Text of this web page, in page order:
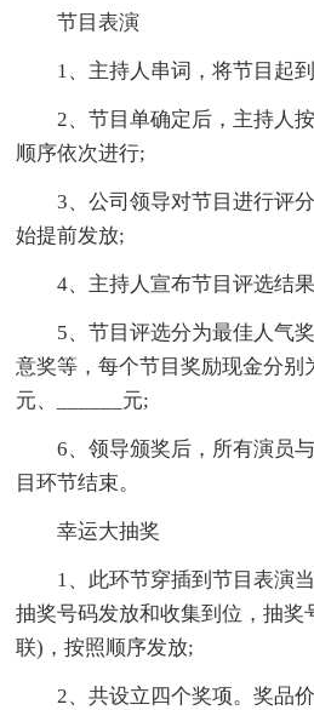
节目表演
1、主持人串词，将节目起
2、节目单确定后，主持人
顺序依次进行;
3、公司领导对节目进行评
始提前发放;
4、主持人宣布节目评选结
5、节目评选分为最佳人气
意奖等，每个节目奖励现金分别
元、______元;
6、领导颁奖后，所有演员
目环节结束。
幸运大抽奖
1、此环节穿插到节目表演
抽奖号码发放和收集到位，抽奖
联)，按照顺序发放;
2、共设立四个奖项。奖品